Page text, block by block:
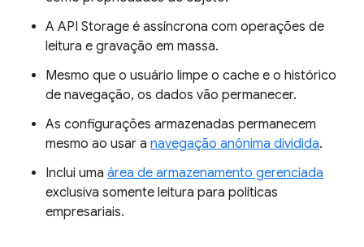
A API Storage é assíncrona com operações de
leitura e gravação em massa.
Mesmo que o usuário limpe o cache e o histórico
de navegação, os dados vão permanecer.
As configurações armazenadas permanecem
mesmo ao usar a navegação anônima dividida.
Inclui uma área de armazenamento gerenciada
exclusiva somente leitura para políticas
empresariais.